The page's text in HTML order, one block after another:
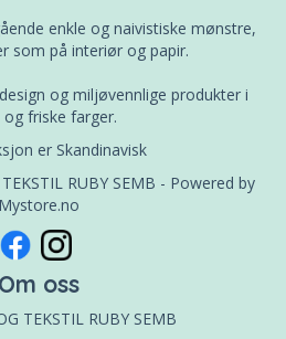
enkle og naivistiske mønstre,
som på interiør og papir.
og miljøvennlige produkter i
og friske farger.
er Skandinavisk
RUBY SEMB - Powered by
Mystore.no
Om oss
TEKSTIL RUBY SEMB